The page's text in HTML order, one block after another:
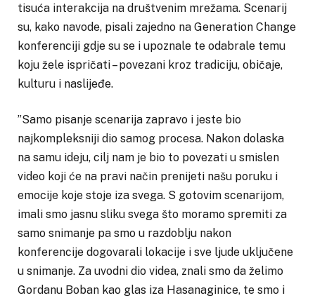
tisuća interakcija na društvenim mrežama. Scenarij
su, kako navode, pisali zajedno na Generation Change
konferenciji gdje su se i upoznale te odabrale temu
koju žele ispričati – povezani kroz tradiciju, običaje,
kulturu i naslijeđe.
”Samo pisanje scenarija zapravo i jeste bio
najkompleksniji dio samog procesa. Nakon dolaska
na samu ideju, cilj nam je bio to povezati u smislen
video koji će na pravi način prenijeti našu poruku i
emocije koje stoje iza svega. S gotovim scenarijom,
imali smo jasnu sliku svega što moramo spremiti za
samo snimanje pa smo u razdoblju nakon
konferencije dogovarali lokacije i sve ljude uključene
u snimanje. Za uvodni dio videa, znali smo da želimo
Gordanu Boban kao glas iza Hasanaginice, te smo i